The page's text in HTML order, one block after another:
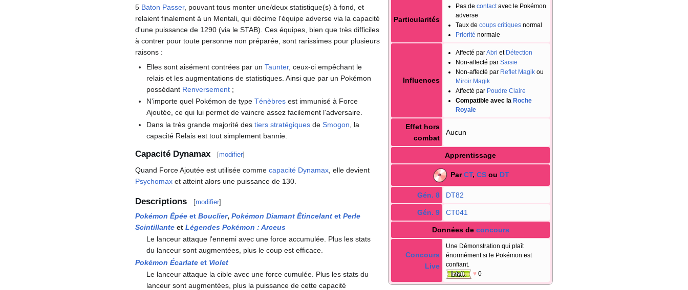
Particularités
Pas de contactavec le Pokémon
adverse
Taux de coups critiquesnormal
Priorité normale
Influences
Affecté par Abri et Détection
Non-affecté par Saisie
Non-affecté par Reflet Magikou
Miroir Magik
Affecté par Poudre Claire
Compatible avec la Roche
Royale
Effet hors
combat
Aucun
Apprentissage
ParCT, CSou DT
Gén. 8 DT82
Gén. 9 CT041
Données de concours
Concours
Live
Une Démonstration qui plaît
énormément si le Pokémon est
confiant.
♥ 0
5 Baton Passer, pouvant tous monter une/deux statistique(s) à fond, et
relaient finalement à un Mentali, qui décime l'équipe adverse via la capacité
d'une puissance de 1290 (via le STAB). Ces équipes, bien que très difficiles
à contrer pour toute personne non préparée, sont rarissimes pour plusieurs
raisons :
Elles sont aisément contrées par unTaunter, ceux-ci empêchant le
relais et les augmentations de statistiques. Ainsi que par un Pokémon
possédant Renversement ;
N'importe quel Pokémon de typeTénèbres est immunisé à Force
Ajoutée, ce qui lui permet de vaincre assez facilement l'adversaire.
Dans la très grande majorité destiers stratégiques deSmogon , la
capacité Relais est tout simplement bannie.
Capacité Dynamax [modifier]
Quand Force Ajoutée est utilisée comme capacité Dynamax , elle devient
Psychomax et atteint alors une puissance de 130.
Descriptions [modifier]
Pokémon Épée et Bouclier, Pokémon Diamant Étincelant et Perle
Scintillante et Légendes Pokémon : Arceus
Le lanceur attaque l'ennemi avec une force accumulée. Plus les stats
du lanceur sont augmentées, plus le coup est efficace.
Pokémon Écarlate et Violet
Le lanceur attaque la cible avec une force cumulée. Plus les stats du
lanceur sont augmentées, plus la puissance de cette capacité